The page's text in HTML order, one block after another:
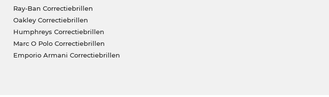
Ray-Ban Correctiebrillen
Oakley Correctiebrillen
Humphreys Correctiebrillen
Marc O Polo Correctiebrillen
Emporio Armani Correctiebrillen